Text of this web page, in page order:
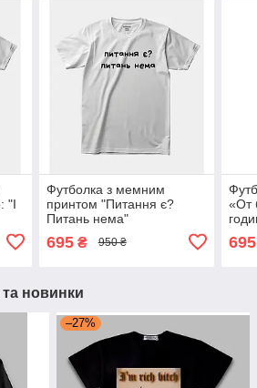
"І
Футболка з мемним
принтом "Питання є?
Питань нема"
695₴ 950 ₴
«От
695
та новинки
–27%